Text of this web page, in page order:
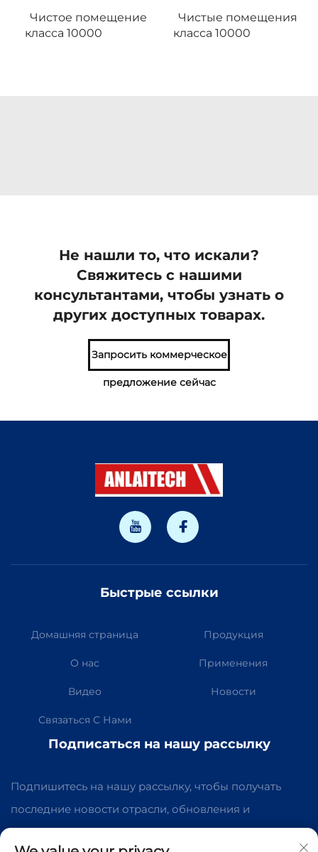
Чистое помещение
класса 10000
Чистые помещения
класса 10000
Не нашли то, что искали?
Свяжитесь с нашими
консультантами, чтобы узнать о
других доступных товарах.
Запросить коммерческое
предложение сейчас
Быстрые ссылки
Домашняя страница Продукция
О нас Применения
Видео Новости
Связаться С Нами
Подписаться на нашу рассылку
Подпишитесь на нашу рассылку, чтобы получать
последние новости отрасли, обновления и
экспертные мнения нашей команды.